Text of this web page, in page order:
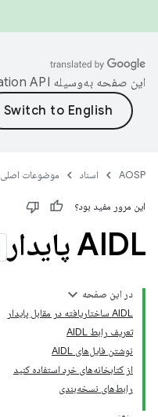
این صفحه به‌وسیله
AOSP اسناد موضوعات اصلی
این مرور مفید بود؟
AIDL پایدار
در این صفحه
AIDL ساختاریافته در مقابل پایدار
تعریف رابط AIDL
نوشتن فایل‌های AIDL
از کتابخانه‌های خرد استفاده کنید
رابط‌های نسخه‌بندی